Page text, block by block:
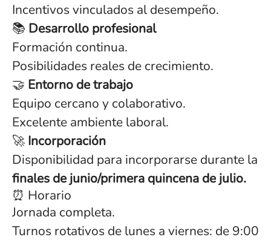
Incentivos vinculados al desempeño.
📚 Desarrollo profesional
Formación continua.
Posibilidades reales de crecimiento.
🤝 Entorno de trabajo
Equipo cercano y colaborativo.
Excelente ambiente laboral.
🚀 Incorporación
Disponibilidad para incorporarse durante la
finales de junio/primera quincena de julio.
⏰ Horario
Jornada completa.
Turnos rotativos de lunes a viernes: de 9:00